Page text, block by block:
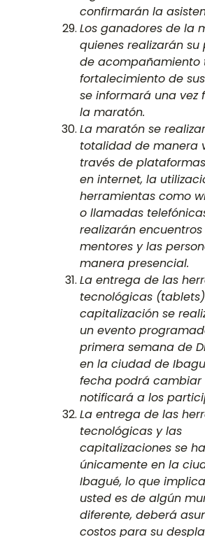
confirmarán la
Los ganadores de la
quienes realizarán su
de acompañamiento
fortalecimiento de
se informará una vez
la maratón.
La maratón se
totalidad de manera
través de
en internet, la
herramientas como
o llamadas
realizarán
mentores y las
manera presencial.
La entrega de las
tecnológicas
capitalización se
un evento
primera semana de
en la ciudad de
fecha podrá cambiar
notificará a los
La entrega de las
tecnológicas y las
capitalizaciones se
únicamente en la
Ibagué, lo que
usted es de algún
diferente, deberá
costos para su